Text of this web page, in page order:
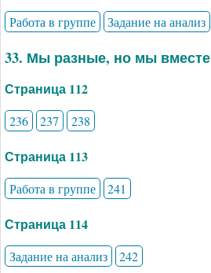
Работа в группе Задание на анализ
33. Мы разные, но мы вместе
Страница 112
236 237 238
Страница 113
Работа в группе 241
Страница 114
Задание на анализ 242